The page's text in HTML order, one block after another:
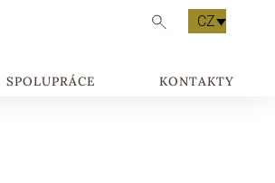
CZ
SPOLUPRÁCE KONTAKTY